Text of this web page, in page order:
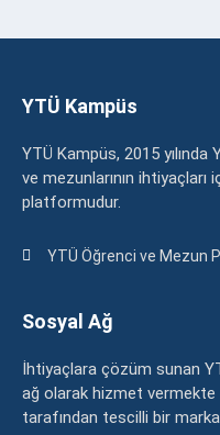
YTÜ Kampüs
YTÜ Kampüs, 2015 yılında
ve mezunlarının
platformudur.
YTÜ Öğrenci ve Mezun
Sosyal Ağ
İhtiyaçlara çözüm sunan
ağ olarak hizmet
tarafından tescilli bir